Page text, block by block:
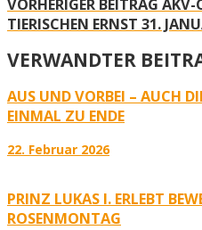
VORHERIGER BEITRAG AKV-
TIERISCHEN ERNST 31.
VERWANDTER
AUS UND VORBEI – AUCH
EINMAL ZU ENDE
22. Februar 2026
PRINZ LUKAS I. ERLEBT
ROSENMONTAG